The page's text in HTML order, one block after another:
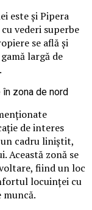
este și Pipera
vederi superbe
se află și
largă de
zona de nord
de interes
cadru liniștit,
Această zonă se
fiind un loc
locuinței cu